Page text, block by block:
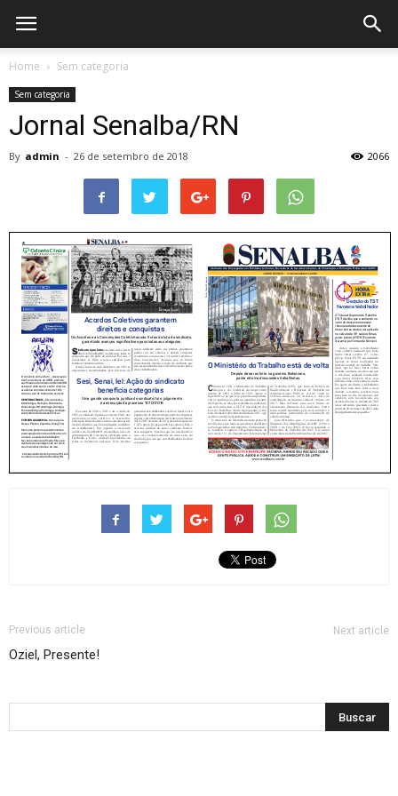
Home Sem categoria
Sem categoria
Jornal Senalba/RN
By admin - 26 de setembro de 2018 2066
Previous article
Oziel, Presente!
Next article